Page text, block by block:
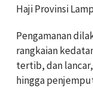
Haji Provinsi
Pengamanan
rangkaian
tertib, dan
hingga